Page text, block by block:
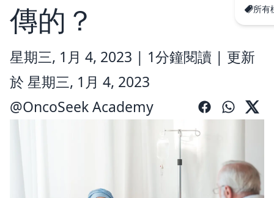
所有
傳的？
星期三, 1月 4, 2023 | 1分鐘閱讀 | 更新
於 星期三, 1月 4, 2023
@OncoSeek Academy